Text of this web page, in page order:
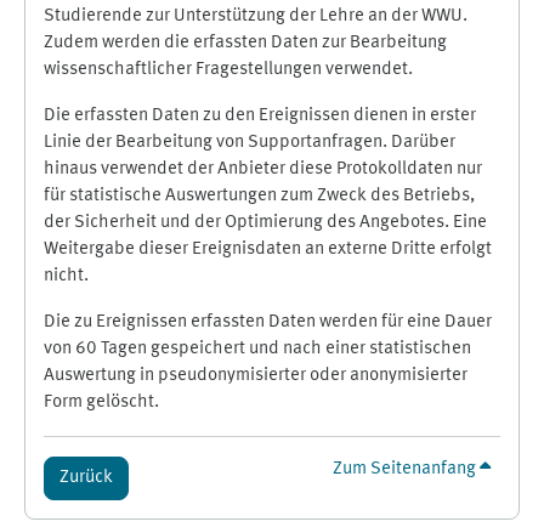
Studierende zur Unterstützung der Lehre an der WWU.
Zudem werden die erfassten Daten zur Bearbeitung
wissenschaftlicher Fragestellungen verwendet.
Die erfassten Daten zu den Ereignissen dienen in erster
Linie der Bearbeitung von Supportanfragen. Darüber
hinaus verwendet der Anbieter diese Protokolldaten nur
für statistische Auswertungen zum Zweck des Betriebs,
der Sicherheit und der Optimierung des Angebotes. Eine
Weitergabe dieser Ereignisdaten an externe Dritte erfolgt
nicht.
Die zu Ereignissen erfassten Daten werden für eine Dauer
von 60 Tagen gespeichert und nach einer statistischen
Auswertung in pseudonymisierter oder anonymisierter
Form gelöscht.
Zurück Zum Seitenanfang